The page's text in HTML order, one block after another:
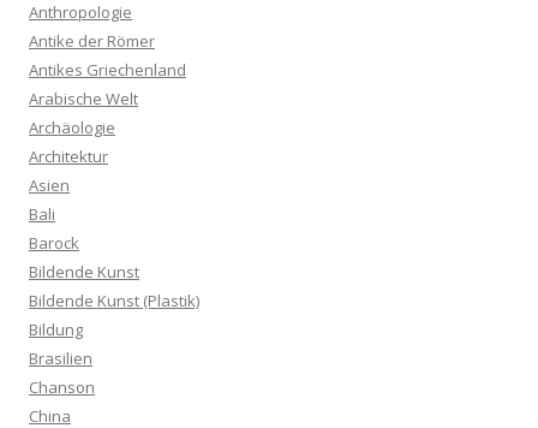
Anthropologie
Antike der Römer
Antikes Griechenland
Arabische Welt
Archäologie
Architektur
Asien
Bali
Barock
Bildende Kunst
Bildende Kunst (Plastik)
Bildung
Brasilien
Chanson
China